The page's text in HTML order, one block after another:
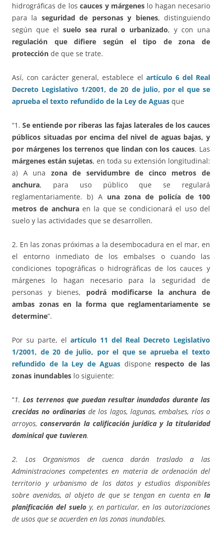
hidrográficas de loscauces y márgeneslo hagan necesario
para la seguridad de personas y bienes, distinguiendo
según que el suelo sea rural o urbanizado, y con una
regulación que difiere según el tipo de zona de
protección de que se trate.
Así, con carácter general, establece el artículo 6 del Real
Decreto Legislativo 1/2001, de 20 de julio, por el que se
aprueba el texto refundido de la Ley de Aguas que
“1.Se entiende por riberas las fajas laterales de los cauces
públicos situadas por encima del nivel de aguas bajas, y
por márgenes los terrenos que lindan con los cauces. Las
márgenes están sujetas, en toda su extensión longitudinal:
a) A una zona de servidumbre de cinco metros de
anchura, para uso público que se regulará
reglamentariamente. b) A una zona de policía de 100
metros de anchuraen la que se condicionará el uso del
suelo y las actividades que se desarrollen.
2. En las zonas próximas a la desembocadura en el mar, en
el entorno inmediato de los embalses o cuando las
condiciones topográficas o hidrográficas de los cauces y
márgenes lo hagan necesario para la seguridad de
personas y bienes, podrá modificarse la anchura de
ambas zonas en la forma que reglamentariamente se
determine”.
Por su parte, el artículo 11 del Real Decreto Legislativo
1/2001, de 20 de julio, por el que se aprueba el texto
refundido de la Ley de Aguasdispone respecto de las
zonas inundables lo siguiente:
“1.Los terrenos que puedan resultar inundados durante las
crecidas no ordinarias de los lagos, lagunas, embalses, ríos o
arroyos,conservarán la calificación jurídica y la titularidad
dominical que tuvieren.
2. Los Organismos de cuenca darán traslado a las
Administraciones competentes en materia de ordenación del
territorio y urbanismo de los datos y estudios disponibles
sobre avenidas, al objeto de que se tengan en cuenta en la
planificación del suelo y, en particular, en las autorizaciones
de usos que se acuerden en las zonas inundables.